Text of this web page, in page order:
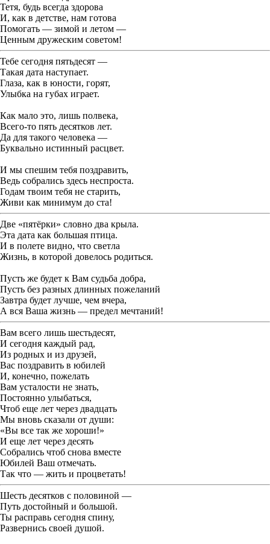
Тетя, будь всегда здорова
И, как в детстве, нам готова
Помогать — зимой и летом —
Ценным дружеским советом!
Тебе сегодня пятьдесят —
Такая дата наступает.
Глаза, как в юности, горят,
Улыбка на губах играет.
Как мало это, лишь полвека,
Всего-то пять десятков лет.
Да для такого человека —
Буквально истинный расцвет.
И мы спешим тебя поздравить,
Ведь собрались здесь неспроста.
Годам твоим тебя не старить,
Живи как минимум до ста!
Две «пятёрки» словно два крыла.
Эта дата как большая птица.
И в полете видно, что светла
Жизнь, в которой довелось родиться.
Пусть же будет к Вам судьба добра,
Пусть без разных длинных пожеланий
Завтра будет лучше, чем вчера,
А вся Ваша жизнь — предел мечтаний!
Вам всего лишь шестьдесят,
И сегодня каждый рад,
Из родных и из друзей,
Вас поздравить в юбилей
И, конечно, пожелать
Вам усталости не знать,
Постоянно улыбаться,
Чтоб еще лет через двадцать
Мы вновь сказали от души:
«Вы все так же хороши!»
И еще лет через десять
Собрались чтоб снова вместе
Юбилей Ваш отмечать.
Так что — жить и процветать!
Шесть десятков с половиной —
Путь достойный и большой.
Ты расправь сегодня спину,
Развернись своей душой.